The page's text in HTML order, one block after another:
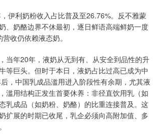
伊利奶粉收入占比普及至26.76%。反不雅蒙
、奶酪边界不休最初，逐日鲜语高端鲜奶一度
收仍依赖液态奶。
当年20年，液奶从无到有、从安全到品性的升
等巨头。但时于本日，液奶占比过高已成为中
，中国乳成品滥用进入阶段性有余期，尤其液
滥用结构正发生首要休养：非径直饮用乳（如
乳成品（如奶粉、奶酪）的比重连接普及。这
扩展的时期已收尾，乳企必须向高附加值、多